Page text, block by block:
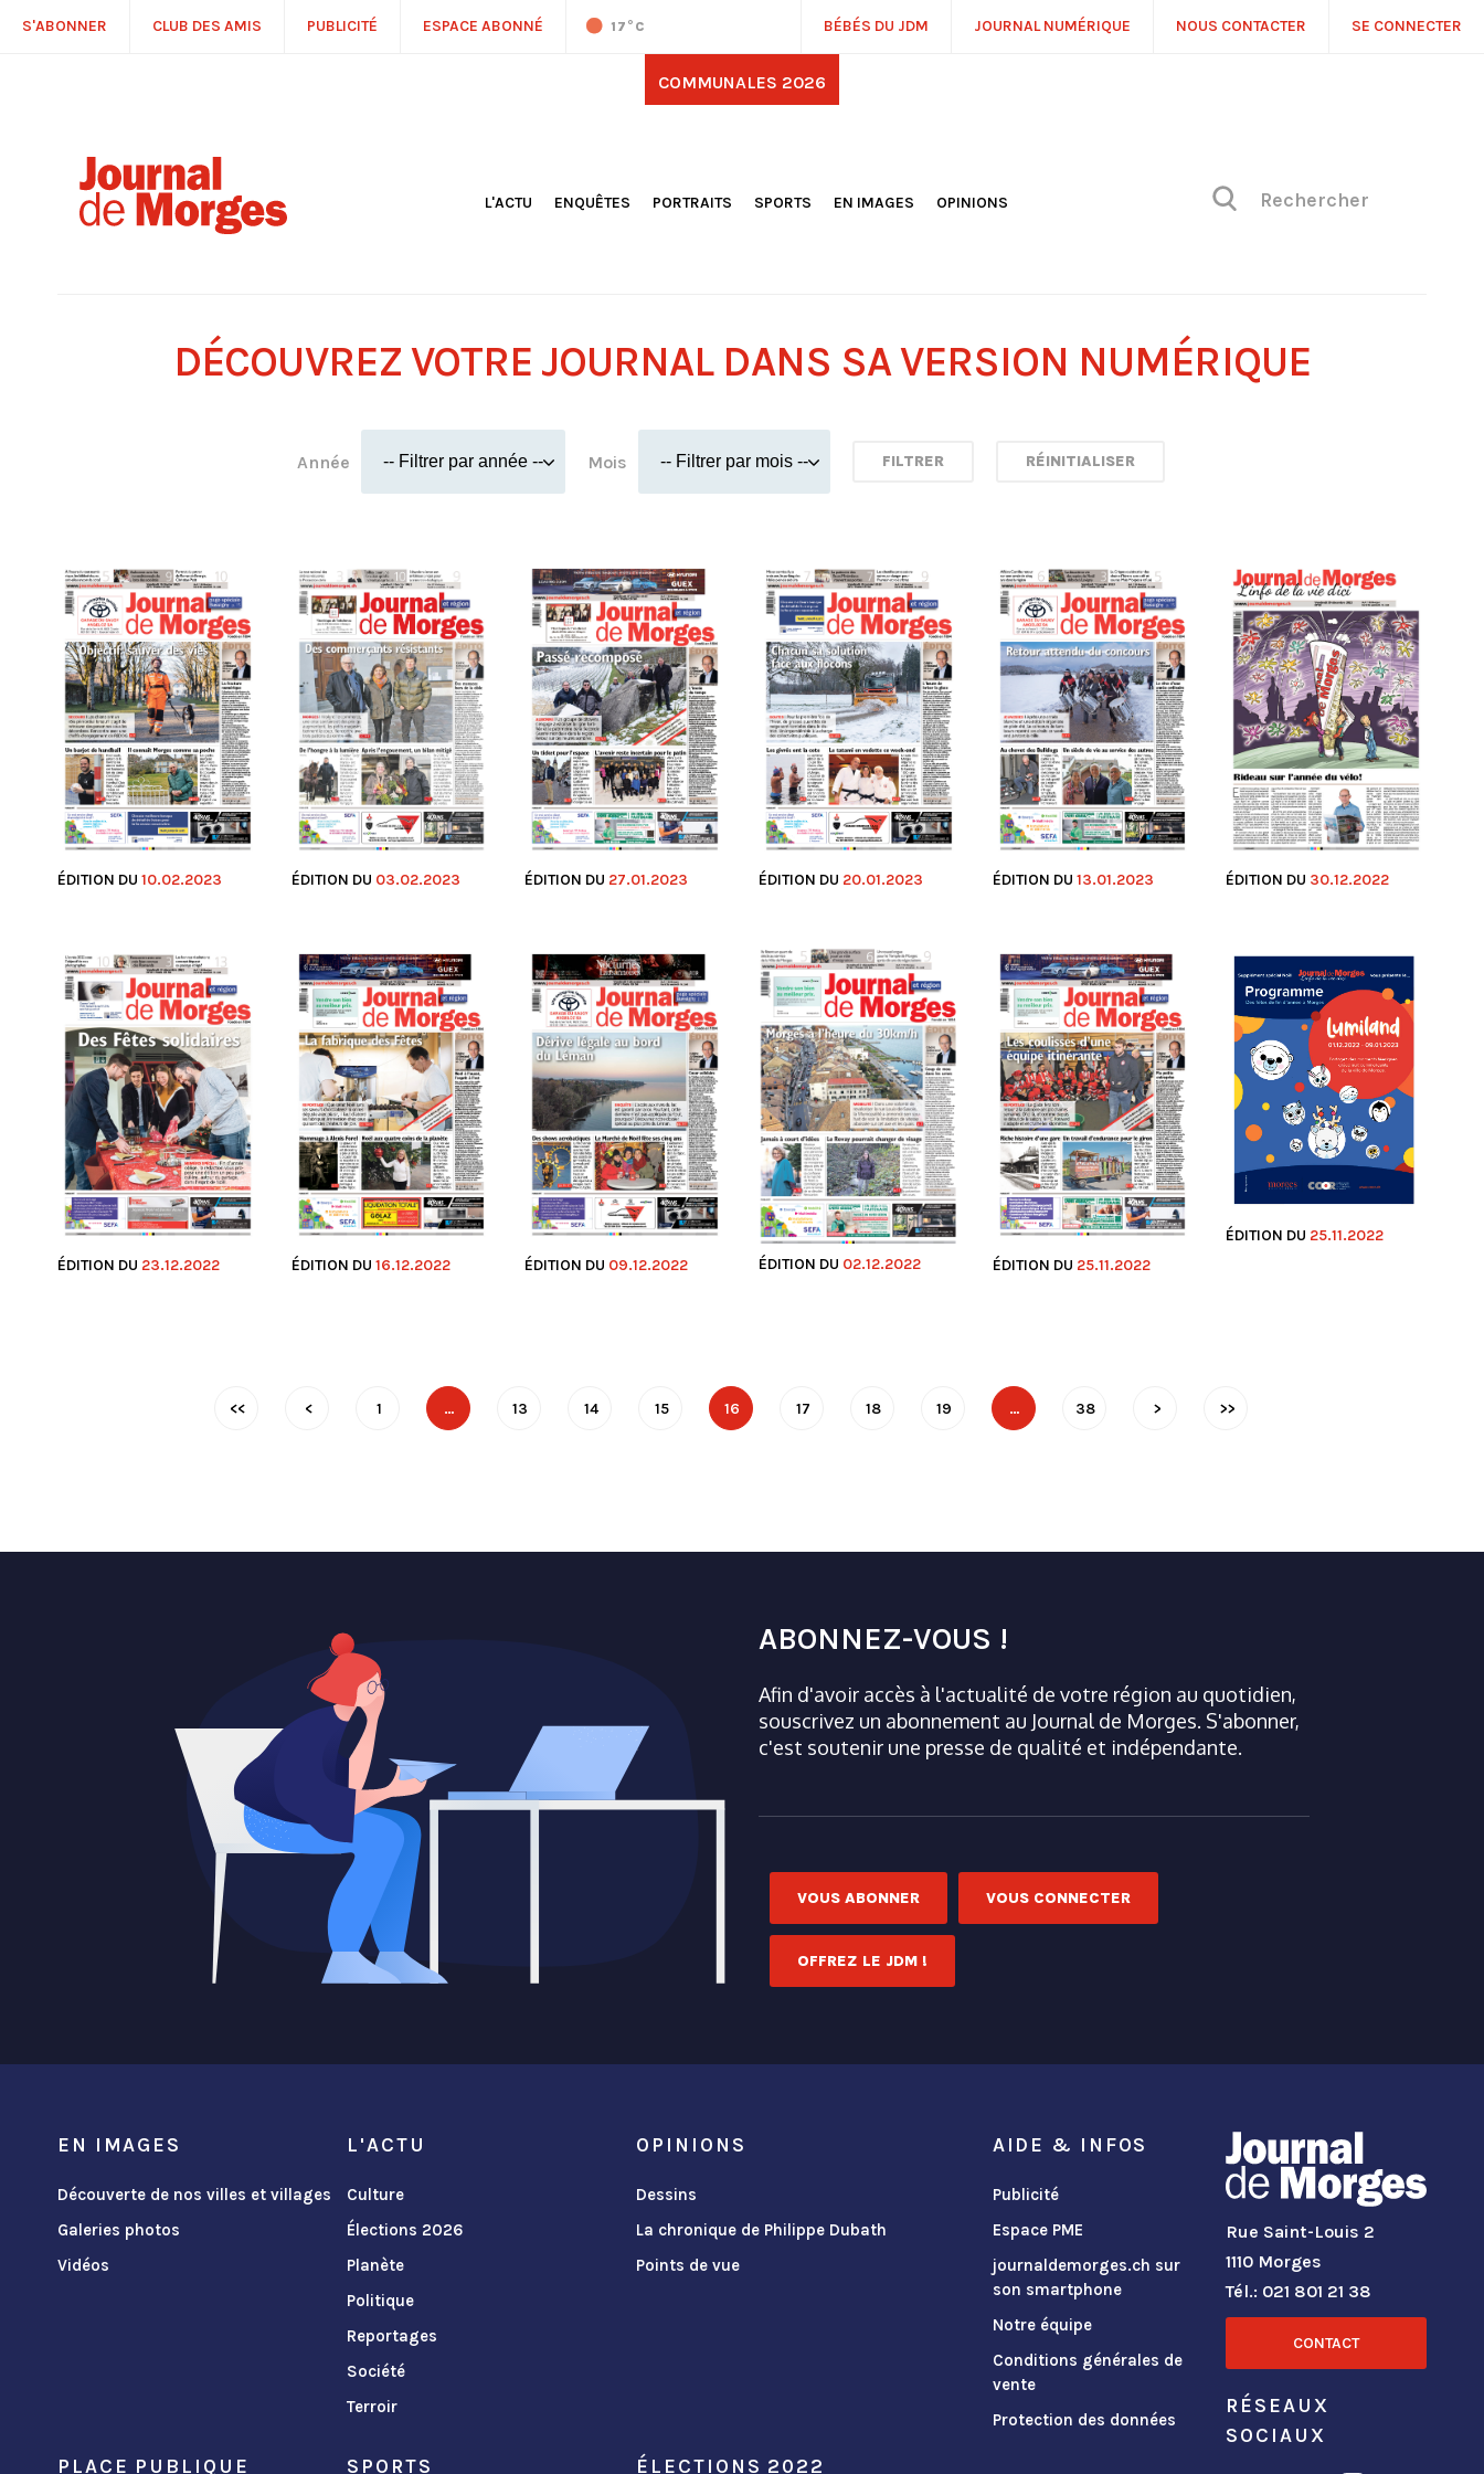
S'ABONNER CLUB DES AMIS PUBLICITÉ ESPACE ABONNÉ 17 °C BÉBÉS DU JDM JOURNAL NUMÉRIQUE NOUS CONTACTER SE CONNECTER
COMMUNALES 2026
L'ACTU
CULTURE
PLANÈTE
ENQUÊTES PORTRAITS
SPORTS
EN IMAGES
OPINIONS
DÉCOUVREZ VOTRE JOURNAL DANS SA VERSION NUMÉRIQUE
Année Mois FILTRER RÉINITIALISER
ÉDITION DU 10.02.2023 ÉDITION DU 03.02.2023 ÉDITION DU 27.01.2023 ÉDITION DU 20.01.2023 ÉDITION DU 13.01.2023 ÉDITION DU 30.12.2022
ÉDITION DU 23.12.2022 ÉDITION DU 16.12.2022 ÉDITION DU 09.12.2022 ÉDITION DU 02.12.2022 ÉDITION DU 25.11.2022
ÉDITION DU 25.11.2022
<< < 1 … 13 14 15 16 17 18 19 … 38 > >>
ABONNEZ-VOUS !
Afin d'avoir accès à l'actualité de votre région au quotidien,
souscrivez un abonnement au Journal de Morges. S'abonner,
c'est soutenir une presse de qualité et indépendante.
VOUS ABONNER VOUS CONNECTER
OFFREZ LE JDM !
EN IMAGES
Découverte de nos villes et villages
Galeries photos
Vidéos
L'ACTU
Culture
Élections 2026
Planète
Politique
Reportages
Société
Terroir
OPINIONS
Dessins
La chronique de Philippe Dubath
Points de vue
PLACE PUBLIQUE SPORTS ÉLECTIONS 2022
AIDE & INFOS
Publicité
Espace PME
journaldemorges.ch sur
son smartphone
Notre équipe
Conditions générales de
vente
Protection des données
Rue Saint-Louis 2
1110 Morges
Tél.: 021 801 21 38
CONTACT
RÉSEAUX
SOCIAUX